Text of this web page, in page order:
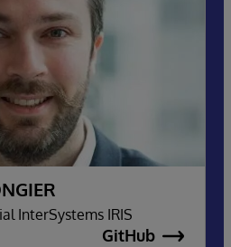
InterSystems IRIS
GitHub